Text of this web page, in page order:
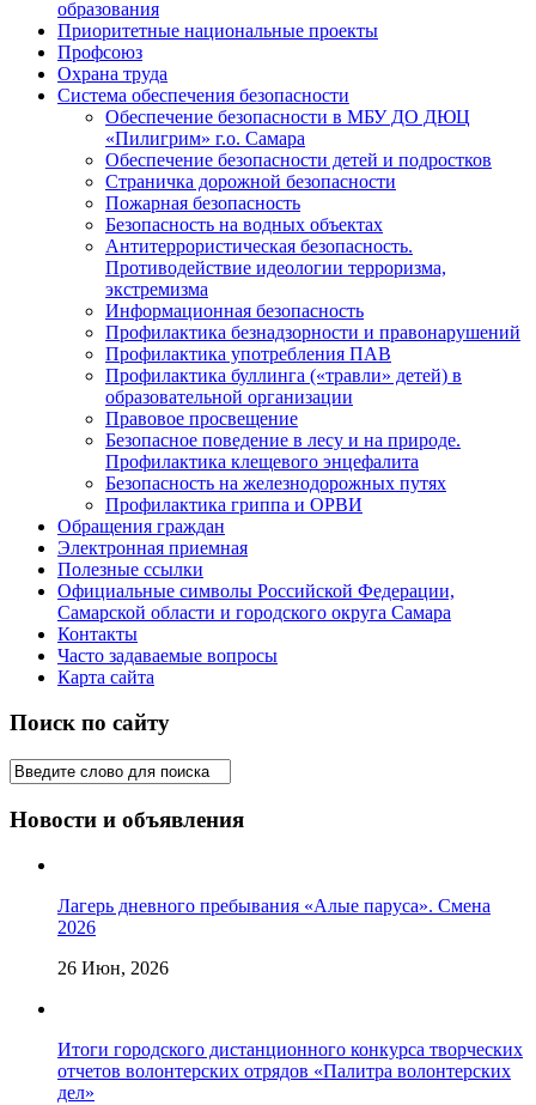
образования
Приоритетные национальные проекты
Профсоюз
Охрана труда
Система обеспечения безопасности
Обеспечение безопасности в МБУ ДО ДЮЦ
«Пилигрим» г.о. Самара
Обеспечение безопасности детей и подростков
Страничка дорожной безопасности
Пожарная безопасность
Безопасность на водных объектах
Антитеррористическая безопасность.
Противодействие идеологии терроризма,
экстремизма
Информационная безопасность
Профилактика безнадзорности и правонарушений
Профилактика употребления ПАВ
Профилактика буллинга («травли» детей) в
образовательной организации
Правовое просвещение
Безопасное поведение в лесу и на природе.
Профилактика клещевого энцефалита
Безопасность на железнодорожных путях
Профилактика гриппа и ОРВИ
Обращения граждан
Электронная приемная
Полезные ссылки
Официальные символы Российской Федерации,
Самарской области и городского округа Самара
Контакты
Часто задаваемые вопросы
Карта сайта
Поиск по сайту
Новости и объявления
Лагерь дневного пребывания «Алые паруса». Смена
2026
26 Июн, 2026
Итоги городского дистанционного конкурса творческих
отчетов волонтерских отрядов «Палитра волонтерских
дел»